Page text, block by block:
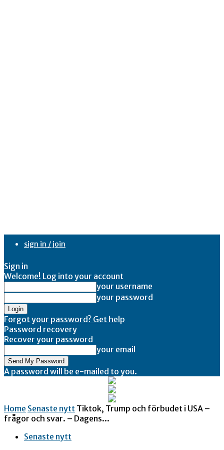
sign in / join
Sign in
Welcome! Log into your account
your username
your password
Forgot your password? Get help
Password recovery
Recover your password
your email
A password will be e-mailed to you.
Home Senaste nytt Tiktok, Trump och förbudet i USA –
frågor och svar. – Dagens...
Senaste nytt